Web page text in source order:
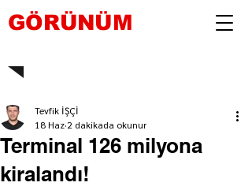
GÖRÜNÜM
Terminal 126 milyona
kiralandı!
Tevfik İŞÇİ
18 Haz 2 dakikada okunur